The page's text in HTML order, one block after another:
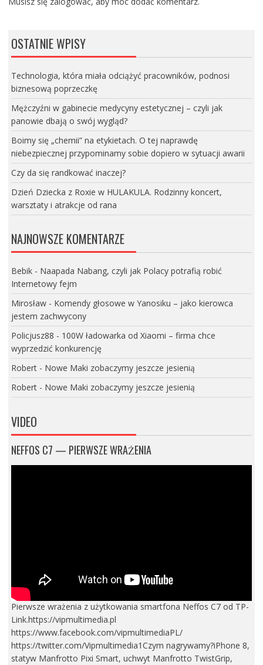
OSTATNIE WPISY
Technologia, która miała odciążyć pracowników, podnosi
biznesową poprzeczkę
Mężczyźni w gabinecie medycyny estetycznej – czyli jak
panowie dbają o swój wygląd?
Boimy się „chemii” na etykietach. O tej naprawdę
niebezpiecznej przypominamy sobie dopiero w sytuacji awarii
Czy da się randkować inaczej?
Dzień Dziecka z Roxie w HULAKULA. Rodzinny koncert,
warsztaty i atrakcje od rana
NAJNOWSZE KOMENTARZE
Bebik- Naapada Nabang, czyli jak Polacy potrafią robić
Internetowy fejm
Mirosław- Komendy głosowe w Yanosiku – jako kierowca
jestem zachwycony
Policjusz88 - 100W ładowarka od Xiaomi – firma chce
wyprzedzić konkurencję
Robert- Nowe Maki zobaczymy jeszcze jesienią
Robert- Nowe Maki zobaczymy jeszcze jesienią
VIDEO
NEFFOS C7 — PIERWSZE WRAŻENIA
Pierwsze wrażenia z użytkowania smartfona Neffos C7 od TP-
Link.https://vipmultimedia.pl
https://www.facebook.com/vipmultimediaPL/
https://twitter.com/Vipmultimedia1Czym nagrywamy?iPhone 8,
statyw Manfrotto Pixi Smart, uchwyt Manfrotto TwistGrip,